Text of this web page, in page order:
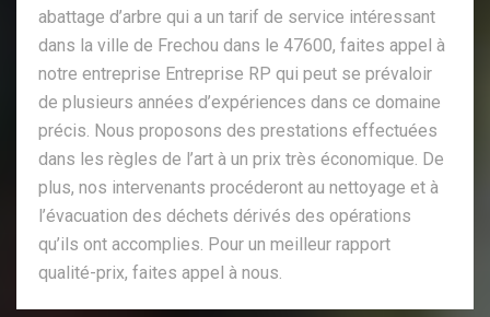
abattage d’arbre qui a un tarif de service intéressant
dans la ville de Frechou dans le 47600, faites appel à
notre entreprise Entreprise RP qui peut se prévaloir
de plusieurs années d’expériences dans ce domaine
précis. Nous proposons des prestations effectuées
dans les règles de l’art à un prix très économique. De
plus, nos intervenants procéderont au nettoyage et à
l’évacuation des déchets dérivés des opérations
qu’ils ont accomplies. Pour un meilleur rapport
qualité-prix, faites appel à nous.